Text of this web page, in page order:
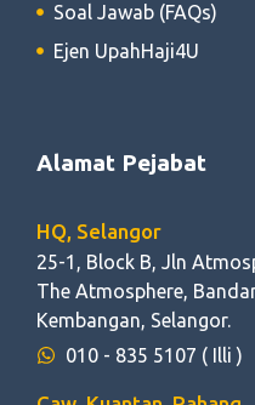
Soal Jawab (FAQs)
Ejen UpahHaji4U
Alamat Pejabat
HQ, Selangor
25-1, Block B, Jln
The Atmosphere,
Kembangan, Selangor.
010 - 835 5107 ( Illi )